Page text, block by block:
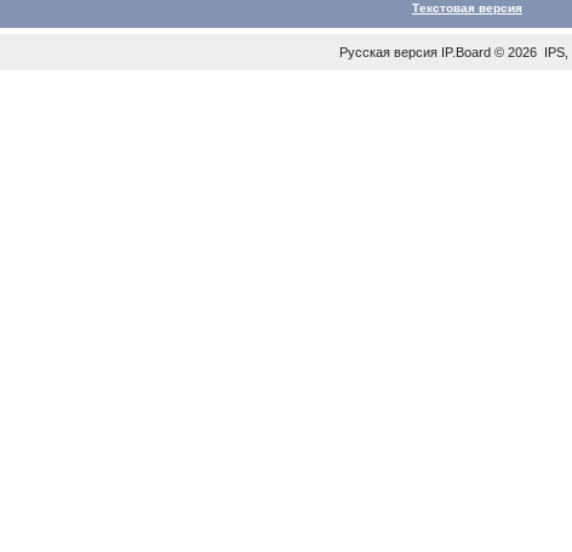
Текстовая версия
Русская версия IP.Board© 2026 IPS,